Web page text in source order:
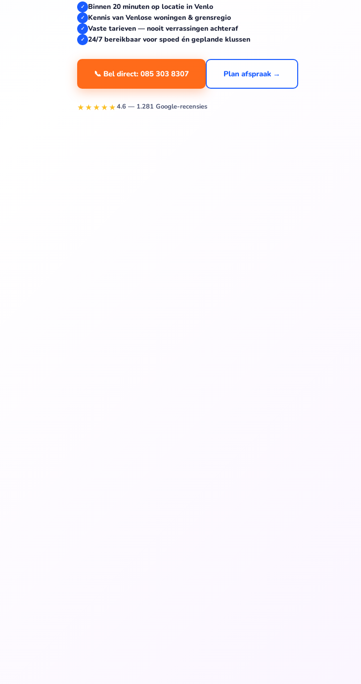
✓ Binnen 20 minuten op locatie in Venlo
✓ Kennis van Venlose woningen & grensregio
✓ Vaste tarieven — nooit verrassingen achteraf
✓ 24/7 bereikbaar voor spoed én geplande klussen
📞 Bel direct: 085 303 8307 Plan afspraak →
★★★★★4.6 — 1.281 Google-recensies